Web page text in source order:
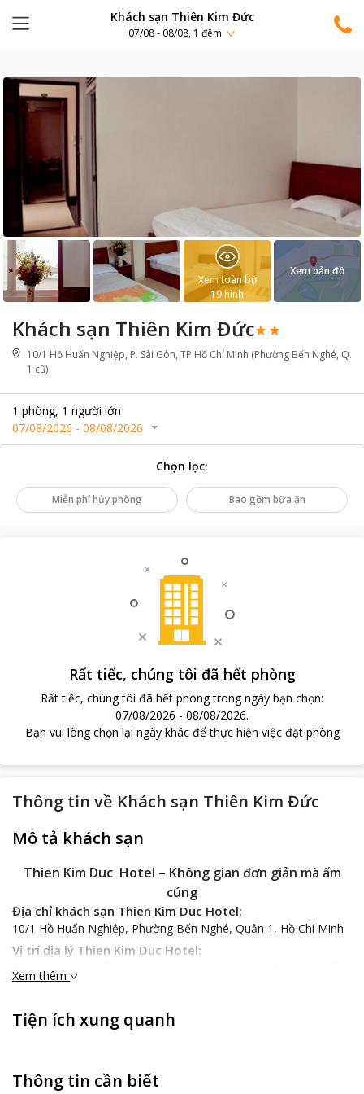
Khách sạn Thiên Kim Đức
07/08 - 08/08, 1 đêm
Khách sạn Thiên Kim Đức
10/1 Hồ Huấn Nghiệp, P. Sài Gòn, TP Hồ Chí Minh (Phường Bến Nghé, Q.
1 cũ)
1 phòng, 1 người lớn
07/08/2026 - 08/08/2026
Xem toàn bộ
19hình
Xem bản đồ
Chọn lọc:
Miễn phí hủy phòng Bao gồm bữa ăn
Rất tiếc, chúng tôi đã hết phòng
Rất tiếc, chúng tôi đã hết phòng trong ngày bạn chọn:
07/08/2026 - 08/08/2026.
Bạn vui lòng chọn lại ngày khác để thực hiện việc đặt phòng
Thông tin về Khách sạn Thiên Kim Đức
Mô tả khách sạn
Thien Kim Duc Hotel – Không gian đơn giản mà ấm
cúng
Địa chỉ khách sạn Thien Kim Duc Hotel:
10/1 Hồ Huấn Nghiệp, Phường Bến Nghé, Quận 1, Hồ Chí Minh
Vị trí địa lý Thien Kim Duc Hotel:
Tọa lạc tại trung tâm thành phố - nơi tập trung những trung tâm
thương mại, các nhà hàng lớn nên tạo điều kiện cho
vậy, khách sạn rất thuận tiện đường giao thông khi cách sân bay
chuyển và muốn tiếp cận, khám phá thành phố xinh đẹp này trên
nhiều góc cạnh với những nét chân thực của cuộc sống.
Xem thêm
Tiện ích xung quanh
Thông tin cần biết